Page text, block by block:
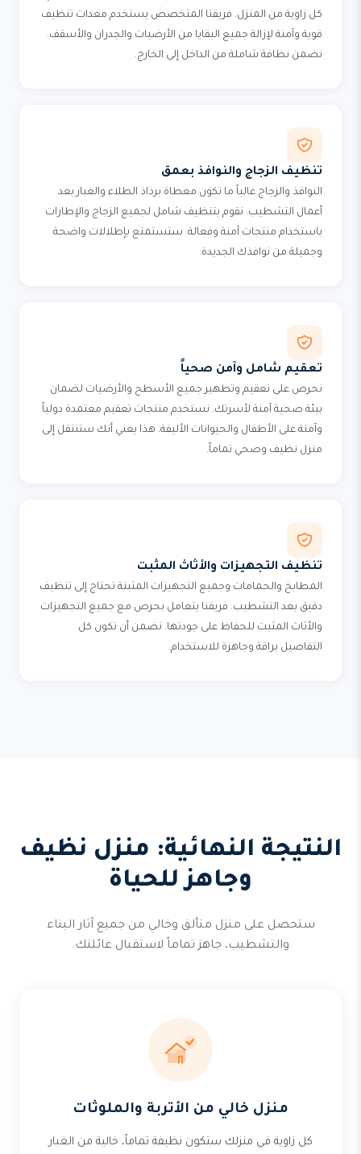
كل زاوية من المنزل. فريقنا المتخصص يستخدم معدات تنظيف
قوية وآمنة لإزالة جميع البقايا من الأرضيات والجدران والأسقف.
نضمن نظافة شاملة من الداخل إلى الخارج.
تنظيف الزجاج والنوافذ بعمق
النوافذ والزجاج غالباً ما تكون مغطاة برذاذ الطلاء والغبار بعد
أعمال التشطيب. نقوم بتنظيف شامل لجميع الزجاج والإطارات
باستخدام منتجات آمنة وفعالة. ستستمتع بإطلالات واضحة
وجميلة من نوافذك الجديدة.
تعقيم شامل وآمن صحياً
نحرص على تعقيم وتطهير جميع الأسطح والأرضيات لضمان
بيئة صحية آمنة لأسرتك. نستخدم منتجات تعقيم معتمدة دولياً
وآمنة على الأطفال والحيوانات الأليفة. هذا يعني أنك ستنتقل إلى
منزل نظيف وصحي تماماً.
تنظيف التجهيزات والأثاث المثبت
المطابخ والحمامات وجميع التجهيزات المثبتة تحتاج إلى تنظيف
دقيق بعد التشطيب. فريقنا يتعامل بحرص مع جميع التجهيزات
والأثاث المثبت للحفاظ على جودتها. نضمن أن تكون كل
التفاصيل براقة وجاهزة للاستخدام.
النتيجة النهائية: منزل نظيف
وجاهز للحياة
ستحصل على منزل متألق وخالي من جميع آثار البناء
والتشطيب، جاهز تماماً لاستقبال عائلتك.
منزل خالي من الأتربة والملوثات
كل زاوية في منزلك ستكون نظيفة تماماً، خالية من الغبار